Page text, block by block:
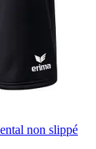
non slippé